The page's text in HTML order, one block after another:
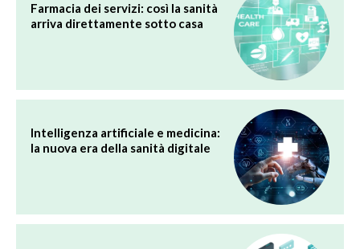
Farmacia dei servizi: così la sanità
arriva direttamente sotto casa
Intelligenza artificiale e medicina:
la nuova era della sanità digitale